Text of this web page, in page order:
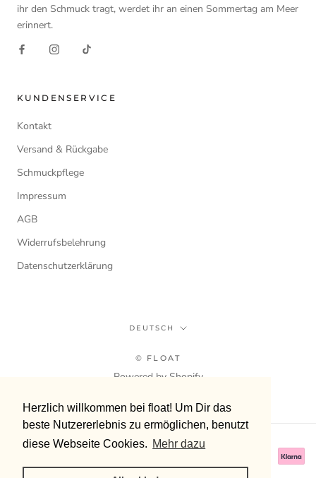
Herzlich willkommen bei float! Um Dir das
beste Nutzererlebnis zu ermöglichen, benutzt
diese Webseite Cookies. Mehr dazu
Herzlich willkommen bei float! Um Dir das
beste Nutzererlebnis zu ermöglichen, benutzt
diese Webseite Cookies. Mehr dazu
ihr den Schmuck tragt, werdet ihr an einen Sommertag am Meer
erinnert.
KUNDENSERVICE
Kontakt
Versand & Rückgabe
Schmuckpflege
Impressum
AGB
Widerrufsbelehrung
Datenschutzerklärung
Sprache
DEUTSCH
© FLOAT
Powered by Shopify